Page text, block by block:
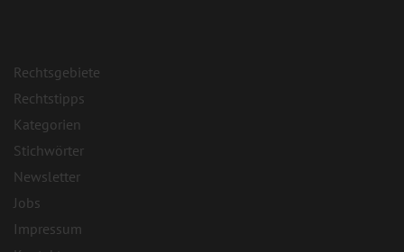
Rechtsgebiete
Rechtstipps
Kategorien
Stichwörter
Newsletter
Jobs
Impressum